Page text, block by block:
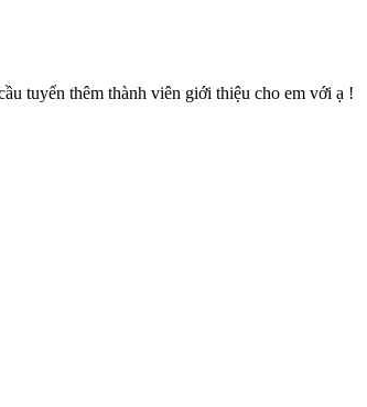
tuyển thêm thành viên giới thiệu cho em với ạ !